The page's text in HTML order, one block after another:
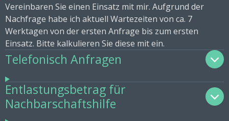
Vereinbaren Sie einen Einsatz mit mir. Aufgrund der
Nachfrage habe ich aktuell Wartezeiten von ca. 7
Werktagen von der ersten Anfrage bis zum ersten
Einsatz. Bitte kalkulieren Sie diese mit ein.
Telefonisch Anfragen
Entlastungsbetrag für
Nachbarschaftshilfe